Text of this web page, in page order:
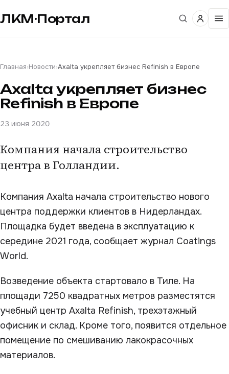
ЛКМ·Портал
Главная›Новости›Axalta укрепляет бизнес Refinish в Европе
Axalta укрепляет бизнес
Refinish в Европе
23 июня 2020
Компания начала строительство
центра в Голландии.
Компания Axalta начала строительство нового
центра поддержки клиентов в Нидерландах.
Площадка будет введена в эксплуатацию к
середине 2021 года, сообщает журнал Coatings
World.
Возведение объекта стартовало в Тиле. На
площади 7250 квадратных метров разместятся
учебный центр Axalta Refinish, трехэтажный
офисник и склад. Кроме того, появится отдельное
помещение по смешиванию лакокрасочных
материалов.